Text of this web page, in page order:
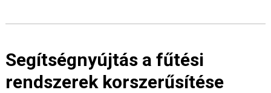
Segítségnyújtás a fűtési
rendszerek korszerűsítése